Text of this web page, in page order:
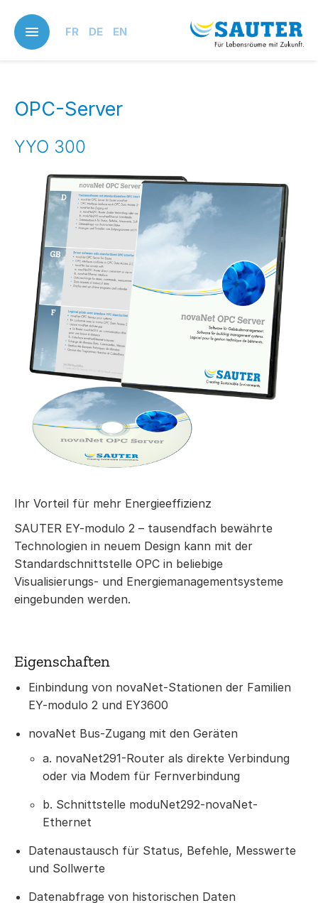
main
content
FR DE EN
OPC-Server
YYO 300
Ihr Vorteil für mehr Energieeffizienz
SAUTER EY-modulo 2 – tausendfach bewährte
Technologien in neuem Design kann mit der
Standardschnittstelle OPC in beliebige
Visualisierungs- und Energiemanagementsysteme
eingebunden werden.
Eigenschaften
Einbindung von novaNet-Stationen der Familien
EY-modulo 2 und EY3600
novaNet Bus-Zugang mit den Geräten
a. novaNet291-Router als direkte Verbindung
oder via Modem für Fernverbindung
b. Schnittstelle moduNet292-novaNet-
Ethernet
Datenaustausch für Status, Befehle, Messwerte
und Sollwerte
Datenabfrage von historischen Daten